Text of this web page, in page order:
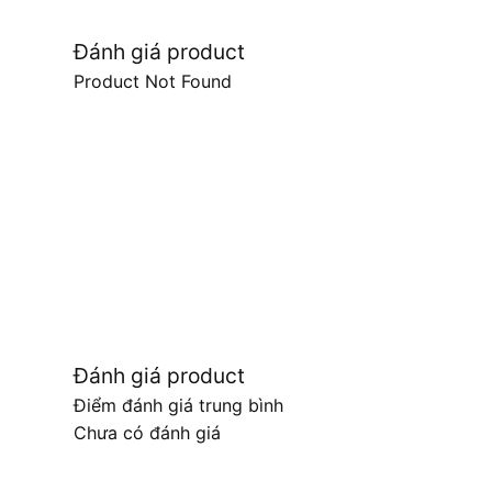
Đánh giá product
Product Not Found
Đánh giá product
Điểm đánh giá trung bình
Chưa có đánh giá